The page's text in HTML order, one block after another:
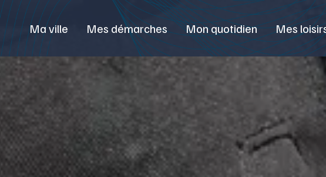
Ma ville Mes démarches Mon quotidien Mes